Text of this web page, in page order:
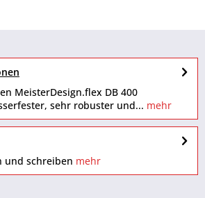
MeisterDesign.flex DB 400
sehr robuster und... mehr
und schreiben mehr